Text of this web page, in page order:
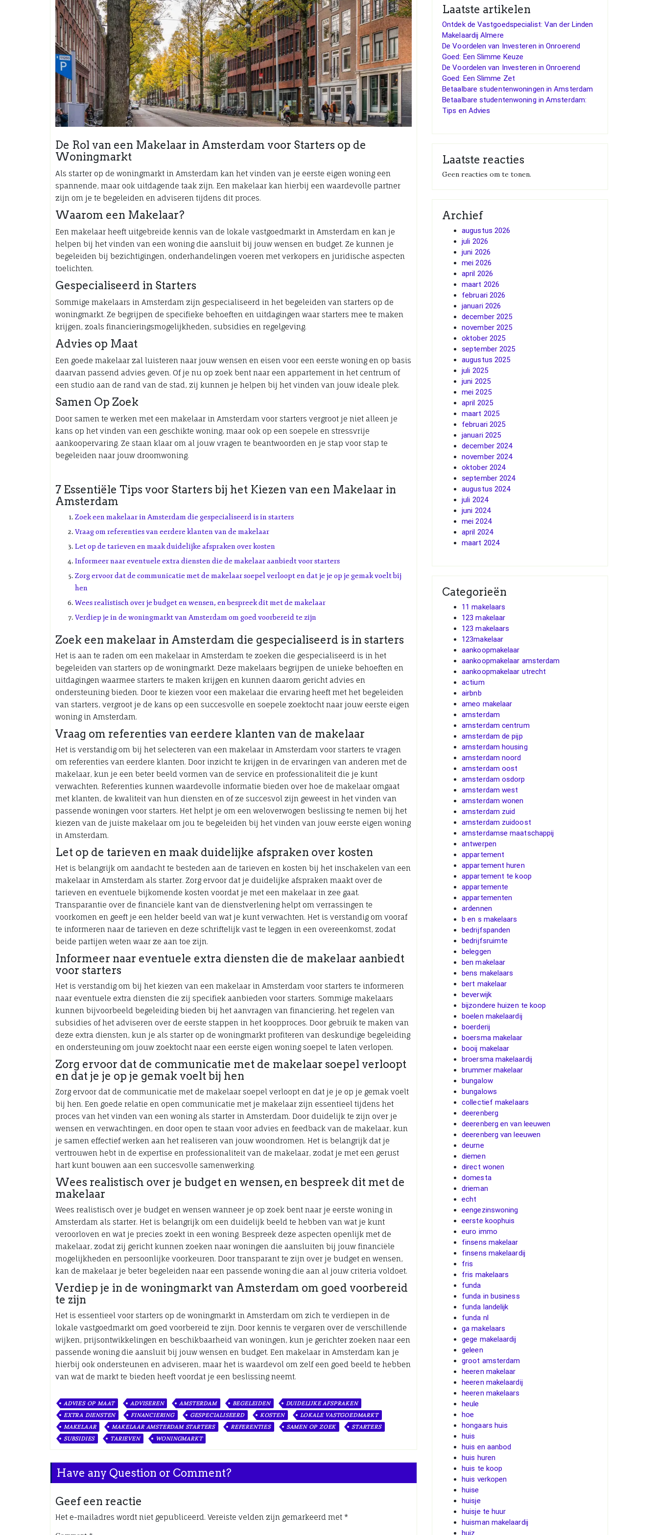
De Rol van een Makelaar in Amsterdam voor Starters op de
Woningmarkt
Als starter op de woningmarkt in Amsterdam kan het vinden van je eerste eigen woning een
spannende, maar ook uitdagende taak zijn. Een makelaar kan hierbij een waardevolle partner
zijn om je te begeleiden en adviseren tijdens dit proces.
Waarom een Makelaar?
Een makelaar heeft uitgebreide kennis van de lokale vastgoedmarkt in Amsterdam en kan je
helpen bij het vinden van een woning die aansluit bij jouw wensen en budget. Ze kunnen je
begeleiden bij bezichtigingen, onderhandelingen voeren met verkopers en juridische aspecten
toelichten.
Gespecialiseerd in Starters
Sommige makelaars in Amsterdam zijn gespecialiseerd in het begeleiden van starters op de
woningmarkt. Ze begrijpen de specifieke behoeften en uitdagingen waar starters mee te maken
krijgen, zoals financieringsmogelijkheden, subsidies en regelgeving.
Advies op Maat
Een goede makelaar zal luisteren naar jouw wensen en eisen voor een eerste woning en op basis
daarvan passend advies geven. Of je nu op zoek bent naar een appartement in het centrum of
een studio aan de rand van de stad, zij kunnen je helpen bij het vinden van jouw ideale plek.
Samen Op Zoek
Door samen te werken met een makelaar in Amsterdam voor starters vergroot je niet alleen je
kans op het vinden van een geschikte woning, maar ook op een soepele en stressvrije
aankoopervaring. Ze staan klaar om al jouw vragen te beantwoorden en je stap voor stap te
begeleiden naar jouw droomwoning.
7 Essentiële Tips voor Starters bij het Kiezen van een Makelaar in
Amsterdam
Zoek een makelaar in Amsterdam die gespecialiseerd is in starters
Vraag om referenties van eerdere klanten van de makelaar
Let op de tarieven en maak duidelijke afspraken over kosten
Informeer naar eventuele extra diensten die de makelaar aanbiedt voor starters
Zorg ervoor dat de communicatie met de makelaar soepel verloopt en dat je je op je gemak voelt bij
hen
Wees realistisch over je budget en wensen, en bespreek dit met de makelaar
Verdiep je in de woningmarkt van Amsterdam om goed voorbereid te zijn
Zoek een makelaar in Amsterdam die gespecialiseerd is in starters
Het is aan te raden om een makelaar in Amsterdam te zoeken die gespecialiseerd is in het
begeleiden van starters op de woningmarkt. Deze makelaars begrijpen de unieke behoeften en
uitdagingen waarmee starters te maken krijgen en kunnen daarom gericht advies en
ondersteuning bieden. Door te kiezen voor een makelaar die ervaring heeft met het begeleiden
van starters, vergroot je de kans op een succesvolle en soepele zoektocht naar jouw eerste eigen
woning in Amsterdam.
Vraag om referenties van eerdere klanten van de makelaar
Het is verstandig om bij het selecteren van een makelaar in Amsterdam voor starters te vragen
om referenties van eerdere klanten. Door inzicht te krijgen in de ervaringen van anderen met de
makelaar, kun je een beter beeld vormen van de service en professionaliteit die je kunt
verwachten. Referenties kunnen waardevolle informatie bieden over hoe de makelaar omgaat
met klanten, de kwaliteit van hun diensten en of ze succesvol zijn geweest in het vinden van
passende woningen voor starters. Het helpt je om een weloverwogen beslissing te nemen bij het
kiezen van de juiste makelaar om jou te begeleiden bij het vinden van jouw eerste eigen woning
in Amsterdam.
Let op de tarieven en maak duidelijke afspraken over kosten
Het is belangrijk om aandacht te besteden aan de tarieven en kosten bij het inschakelen van een
makelaar in Amsterdam als starter. Zorg ervoor dat je duidelijke afspraken maakt over de
tarieven en eventuele bijkomende kosten voordat je met een makelaar in zee gaat.
Transparantie over de financiële kant van de dienstverlening helpt om verrassingen te
voorkomen en geeft je een helder beeld van wat je kunt verwachten. Het is verstandig om vooraf
te informeren naar de tarieven en deze schriftelijk vast te leggen in een overeenkomst, zodat
beide partijen weten waar ze aan toe zijn.
Informeer naar eventuele extra diensten die de makelaar aanbiedt
voor starters
Het is verstandig om bij het kiezen van een makelaar in Amsterdam voor starters te informeren
naar eventuele extra diensten die zij specifiek aanbieden voor starters. Sommige makelaars
kunnen bijvoorbeeld begeleiding bieden bij het aanvragen van financiering, het regelen van
subsidies of het adviseren over de eerste stappen in het koopproces. Door gebruik te maken van
deze extra diensten, kun je als starter op de woningmarkt profiteren van deskundige begeleiding
en ondersteuning om jouw zoektocht naar een eerste eigen woning soepel te laten verlopen.
Zorg ervoor dat de communicatie met de makelaar soepel verloopt
en dat je je op je gemak voelt bij hen
Zorg ervoor dat de communicatie met de makelaar soepel verloopt en dat je je op je gemak voelt
bij hen. Een goede relatie en open communicatie met je makelaar zijn essentieel tijdens het
proces van het vinden van een woning als starter in Amsterdam. Door duidelijk te zijn over je
wensen en verwachtingen, en door open te staan voor advies en feedback van de makelaar, kun
je samen effectief werken aan het realiseren van jouw woondromen. Het is belangrijk dat je
vertrouwen hebt in de expertise en professionaliteit van de makelaar, zodat je met een gerust
hart kunt bouwen aan een succesvolle samenwerking.
Wees realistisch over je budget en wensen, en bespreek dit met de
makelaar
Wees realistisch over je budget en wensen wanneer je op zoek bent naar je eerste woning in
Amsterdam als starter. Het is belangrijk om een duidelijk beeld te hebben van wat je kunt
veroorloven en wat je precies zoekt in een woning. Bespreek deze aspecten openlijk met de
makelaar, zodat zij gericht kunnen zoeken naar woningen die aansluiten bij jouw financiële
mogelijkheden en persoonlijke voorkeuren. Door transparant te zijn over je budget en wensen,
kan de makelaar je beter begeleiden naar een passende woning die aan al jouw criteria voldoet.
Verdiep je in de woningmarkt van Amsterdam om goed voorbereid
te zijn
Het is essentieel voor starters op de woningmarkt in Amsterdam om zich te verdiepen in de
lokale vastgoedmarkt om goed voorbereid te zijn. Door kennis te vergaren over de verschillende
wijken, prijsontwikkelingen en beschikbaarheid van woningen, kun je gerichter zoeken naar een
passende woning die aansluit bij jouw wensen en budget. Een makelaar in Amsterdam kan je
hierbij ook ondersteunen en adviseren, maar het is waardevol om zelf een goed beeld te hebben
van wat de markt te bieden heeft voordat je een beslissing neemt.
ADVIES OP MAAT ADVISEREN AMSTERDAM BEGELEIDEN
DUIDELIJKE AFSPRAKEN
EXTRA DIENSTEN
FINANCIERING GESPECIALISEERD KOSTEN
LOKALE VASTGOEDMARKT
MAKELAAR
MAKELAAR AMSTERDAM STARTERS REFERENTIES SAMEN OP ZOEK
STARTERS
SUBSIDIES
TARIEVEN WONINGMARKT
Have any Question or Comment?
Geef een reactie
Het e-mailadres wordt niet gepubliceerd. Vereiste velden zijn gemarkeerd met *
Laatste artikelen
Ontdek de Vastgoedspecialist: Van der Linden
Makelaardij Almere
De Voordelen van Investeren in Onroerend
Goed: Een Slimme Keuze
De Voordelen van Investeren in Onroerend
Goed: Een Slimme Zet
Betaalbare studentenwoningen in Amsterdam
Betaalbare studentenwoning in Amsterdam:
Tips en Advies
Laatste reacties
Geen reacties om te tonen.
Archief
augustus 2026
juli 2026
juni 2026
mei 2026
april 2026
maart 2026
februari 2026
januari 2026
december 2025
november 2025
oktober 2025
september 2025
augustus 2025
juli 2025
juni 2025
mei 2025
april 2025
maart 2025
februari 2025
januari 2025
december 2024
november 2024
oktober 2024
september 2024
augustus 2024
juli 2024
juni 2024
mei 2024
april 2024
maart 2024
Categorieën
11 makelaars
123 makelaar
123 makelaars
123makelaar
aankoopmakelaar
aankoopmakelaar amsterdam
aankoopmakelaar utrecht
actium
airbnb
ameo makelaar
amsterdam
amsterdam centrum
amsterdam de pijp
amsterdam housing
amsterdam noord
amsterdam oost
amsterdam osdorp
amsterdam west
amsterdam wonen
amsterdam zuid
amsterdam zuidoost
amsterdamse maatschappij
antwerpen
appartement
appartement huren
appartement te koop
appartemente
appartementen
ardennen
b en s makelaars
bedrijfspanden
bedrijfsruimte
beleggen
ben makelaar
bens makelaars
bert makelaar
beverwijk
bijzondere huizen te koop
boelen makelaardij
boerderij
boersma makelaar
booij makelaar
broersma makelaardij
brummer makelaar
bungalow
bungalows
collectief makelaars
deerenberg
deerenberg en van leeuwen
deerenberg van leeuwen
deurne
diemen
direct wonen
domesta
drieman
echt
eengezinswoning
eerste koophuis
euro immo
finsens makelaar
finsens makelaardij
fris
fris makelaars
funda
funda in business
funda landelijk
funda nl
ga makelaars
gege makelaardij
geleen
groot amsterdam
heeren makelaar
heeren makelaardij
heeren makelaars
heule
hoe
hongaars huis
huis
huis en aanbod
huis huren
huis te koop
huis verkopen
huise
huisje
huisje te huur
huisman makelaardij
huiz